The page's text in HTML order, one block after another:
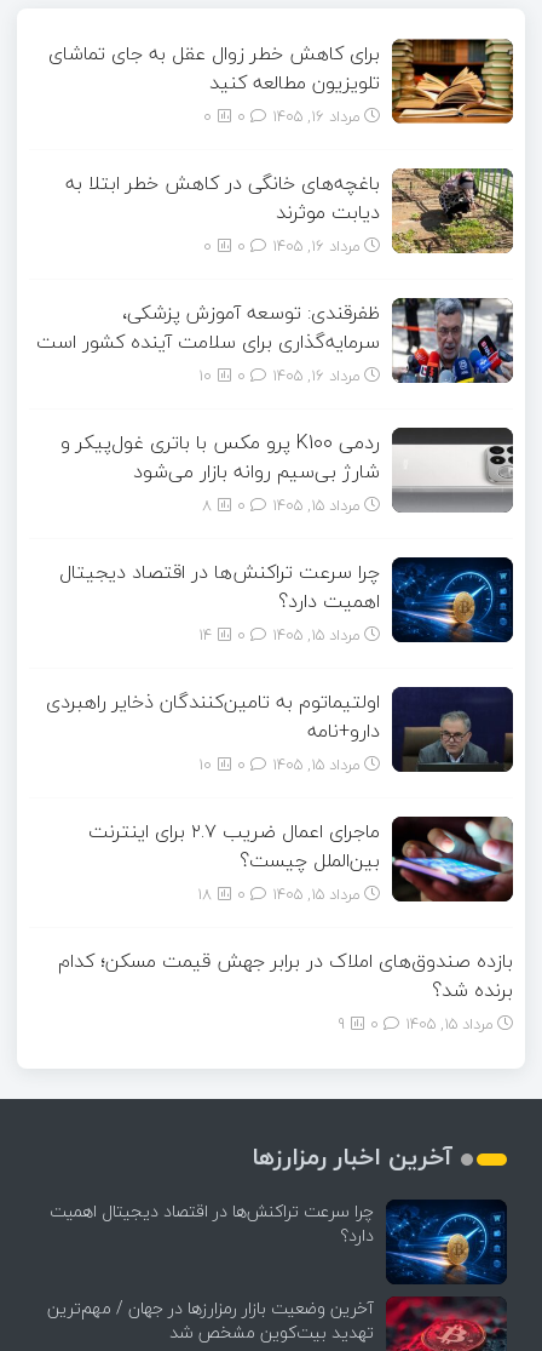
برای کاهش خطر زوال عقل به جای تماشای
تلویزیون مطالعه کنید
مرداد ۱۶, ۱۴۰۵ 0
باغچه‌های خانگی در کاهش خطر ابتلا به
دیابت موثرند
مرداد ۱۶, ۱۴۰۵ 0
ظفرقندی: توسعه آموزش پزشکی،
سرمایه‌گذاری برای سلامت آینده کشور است
مرداد ۱۶, ۱۴۰۵ 10
ردمی K100 پرو مکس با باتری غول‌پیکر و
شارژ بی‌سیم روانه بازار می‌شود
مرداد ۱۵, ۱۴۰۵ 8
چرا سرعت تراکنش‌ها در اقتصاد دیجیتال
اهمیت دارد؟
مرداد ۱۵, ۱۴۰۵ 14
اولتیماتوم به تامین‌کنندگان ذخایر راهبردی
دارو+نامه
مرداد ۱۵, ۱۴۰۵ 10
ماجرای اعمال ضریب ۲.۷ برای اینترنت
بین‌الملل چیست؟
مرداد ۱۵, ۱۴۰۵ 18
بازده صندوق‌های املاک در برابر جهش قیمت مسکن؛ کدام
برنده شد؟
مرداد ۱۵, ۱۴۰۵ 9
آخرین اخبار رمزارزها
چرا سرعت تراکنش‌ها در اقتصاد دیجیتال اهمیت
دارد؟
آخرین وضعیت بازار رمزارزها در جهان / مهم‌ترین
تهدید بیت‌کوین مشخص شد